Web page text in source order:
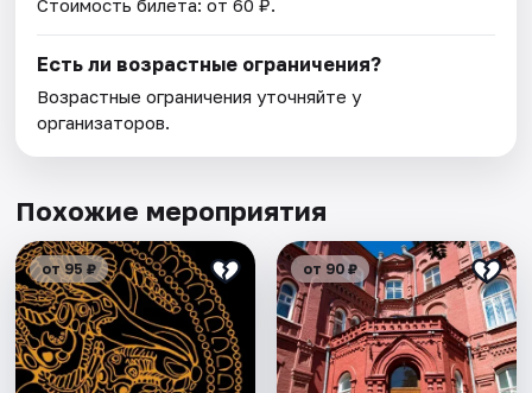
Стоимость билета: от 60 ₽.
Есть ли возрастные ограничения?
Возрастные ограничения уточняйте у
организаторов.
Похожие мероприятия
от 95 ₽ от 90 ₽